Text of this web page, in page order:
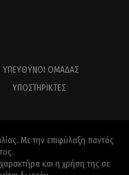
ΥΠΕΎΘΥΝΟΙ ΟΜΆΔΑΣ
ΥΠΟΣΤΗΡΙΚΤΈΣ
Με την επιφύλαξη παντός
και η χρήση της σε